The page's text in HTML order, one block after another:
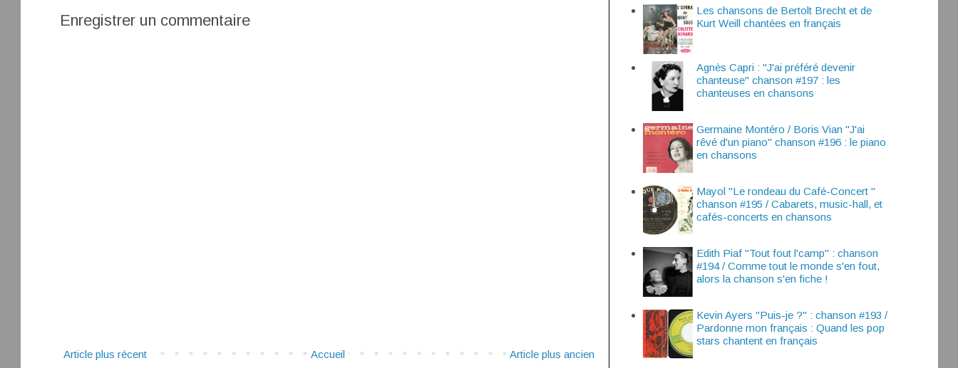
Enregistrer un commentaire
Article plus récent Article plus ancien
Accueil
Les chansons de Bertolt Brecht et de
Kurt Weill chantées en français
Agnès Capri : "J'ai préféré devenir
chanteuse" chanson #197 : les
chanteuses en chansons
Germaine Montéro / Boris Vian "J'ai
rêvé d'un piano" chanson #196 : le piano
en chansons
Mayol "Le rondeau du Café-Concert "
chanson #195 / Cabarets, music-hall, et
cafés-concerts en chansons
Edith Piaf "Tout fout l'camp" : chanson
#194 / Comme tout le monde s'en fout,
alors la chanson s'en fiche !
Kevin Ayers "Puis-je ?" : chanson #193 /
Pardonne mon français : Quand les pop
stars chantent en français